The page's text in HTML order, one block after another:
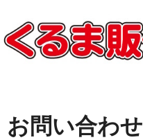
お問い合わせ